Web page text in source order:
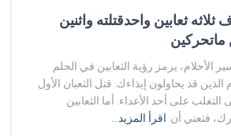
ثعابين واحدقتلته واثنين
الأحلام، يرمز رؤية الثعابين في الحلم
الذين قد يحاولون إيذاءك. قتل الثعبان الأول
على أحد الأعداء. أما الثعابين
فتعني أن اقرأ المزيد…